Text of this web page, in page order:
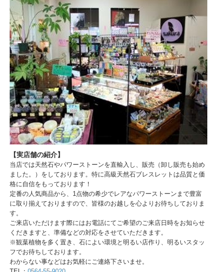
【実店舗の紹介】
当店では天然石やパワーストーンを直輸入し、販売（卸し販売も始め
ました。）をしております。特に高級天然石ブレスレットは品質と価
格に自信をもっております！
定番の人気商品から、1点物の希少でレアなパワーストーンまで豊富
に取り揃えておりますので、皆様のお越しを心よりお待ちしておりま
す。
ご来店いただけます際にはお電話にてご希望のご来店日時をお知らせ
くだきますと、準備などの対応をさせていただきます。
※観葉植物を多く置き、石によい環境と明るい店作り、明るいスタッ
フでお待ちしております。
わからない事などはお気軽にご連絡下さいませ。